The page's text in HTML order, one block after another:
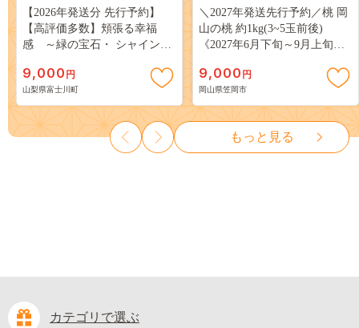
【2026年発送分 先行予約】
【高評価多数】頬張る幸福
感 ～緑の宝石・ シャインマ
３房） フルーツ 山梨県産 果
物 くだもの シャイン マスカ
ット ぶどう ブドウ 葡萄 大粒
種なし 先行予約 富士川町
10000円 一万円 9000円 九千円
9,000 円
山梨県富士川町
＼2027年発送先行予約／桃 岡
山の桃 約1kg(3~5玉前後)
《2027年6月下旬～9月上旬頃
岡山 はくとう スイーツ フル
ーツ 果物 デザート 旬 モモ も
も 先行予約 送料無料 果物 岡
山県 笠岡市 清水白桃 白鳳 白
麗 クール便---
kasaoka_zsy_419_100---
9,000 円
岡山県笠岡市
もっと見る
カテゴリで選ぶ